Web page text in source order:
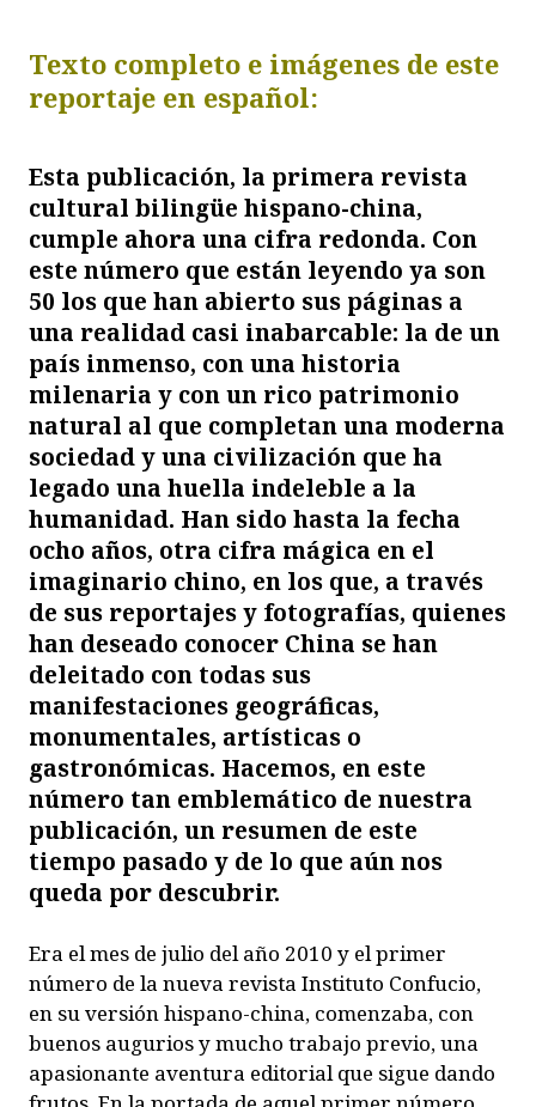
Texto completo e imágenes de este
reportaje en español:
Esta publicación, la primera revista
cultural bilingüe hispano-china,
cumple ahora una cifra redonda. Con
este número que están leyendo ya son
50 los que han abierto sus páginas a
una realidad casi inabarcable: la de un
país inmenso, con una historia
milenaria y con un rico patrimonio
natural al que completan una moderna
sociedad y una civilización que ha
legado una huella indeleble a la
humanidad. Han sido hasta la fecha
ocho años, otra cifra mágica en el
imaginario chino, en los que, a través
de sus reportajes y fotografías, quienes
han deseado conocer China se han
deleitado con todas sus
manifestaciones geográficas,
monumentales, artísticas o
gastronómicas. Hacemos, en este
número tan emblemático de nuestra
publicación, un resumen de este
tiempo pasado y de lo que aún nos
queda por descubrir.
Era el mes de julio del año 2010 y el primer
número de la nueva revistaInstituto Confucio,
en su versión hispano-china, comenzaba, con
buenos augurios y mucho trabajo previo, una
apasionante aventura editorial que sigue dando